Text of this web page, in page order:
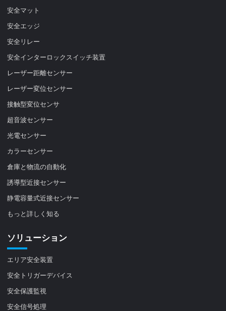
安全マット
安全エッジ
安全リレー
安全インターロックスイッチ装置
レーザー距離センサー
レーザー変位センサー
接触型変位センサ
超音波センサー
光電センサー
カラーセンサー
倉庫と物流の自動化
誘導型近接センサー
静電容量式近接センサー
もっと詳しく知る
ソリューション
エリア安全装置
安全トリガーデバイス
安全保護監視
安全信号処理